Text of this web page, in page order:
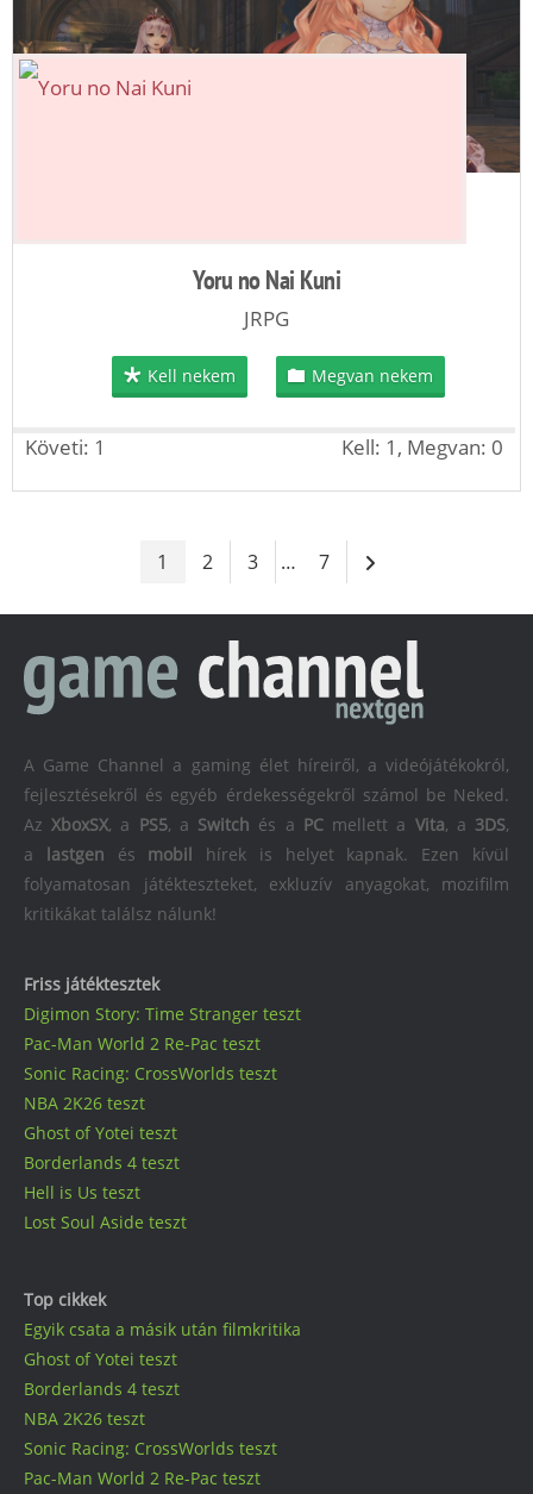
Yoru no Nai Kuni
JRPG
Kell nekem Megvan nekem
Követi: 1 Kell: 1, Megvan: 0
1 2 3 … 7
Friss játéktesztek
Digimon Story: Time Stranger teszt
Pac-Man World 2 Re-Pac teszt
Sonic Racing: CrossWorlds teszt
NBA 2K26 teszt
Ghost of Yotei teszt
Borderlands 4 teszt
Hell is Us teszt
Lost Soul Aside teszt
Top cikkek
Egyik csata a másik után filmkritika
Ghost of Yotei teszt
Borderlands 4 teszt
NBA 2K26 teszt
Sonic Racing: CrossWorlds teszt
Pac-Man World 2 Re-Pac teszt
A Game Channel a gaming élet híreiről, a videójátékokról,
fejlesztésekről és egyéb érdekességekről számol be Neked.
AzXboxSX, a PS5, a Switch és a PCmellett a Vita, a 3DS,
a lastgen és mobil hírek is helyet kapnak. Ezen kívül
folyamatosan játékteszteket, exkluzív anyagokat, mozifilm
kritikákat találsz nálunk!